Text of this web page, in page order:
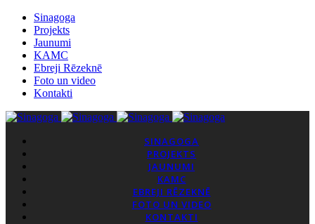
Sinagoga
Projekts
Jaunumi
KAMC
Ebreji Rēzeknē
Foto un video
Kontakti
SINAGOGA
PROJEKTS
JAUNUMI
KAMC
EBREJI RĒZEKNĒ
FOTO UN VIDEO
KONTAKTI